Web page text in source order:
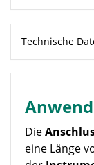
Technische
Die
eine Länge